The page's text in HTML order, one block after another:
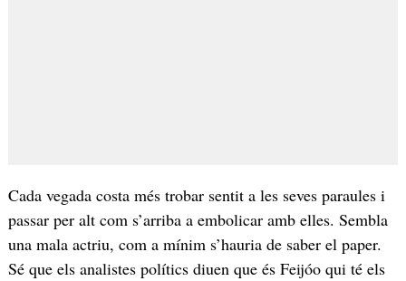
Cada vegada costa més trobar sentit a les seves paraules i
passar per alt com s’arriba a embolicar amb elles. Sembla
una mala actriu, com a mínim s’hauria de saber el paper.
Sé que els analistes polítics diuen que és Feijóo qui té els